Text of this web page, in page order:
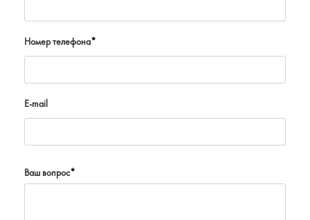
Номер телефона*
E-mail
Ваш вопрос*